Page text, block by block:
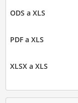
ODS a XLS
PDF a XLS
XLSX a XLS